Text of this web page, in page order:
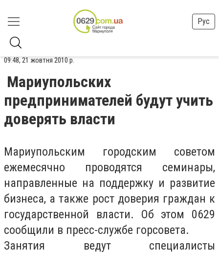
Рус
09:48, 21 жовтня 2010 р.
Мариупольских
предпринимателей будут учить
доверять власти
Мариупольским городским советом
ежемесячно проводятся семинары,
направленные на поддержку и развитие
бизнеса, а также рост доверия граждан к
государственной власти. Об этом 0629
сообщили в пресс-службе горсовета.
Занятия ведут специалисты